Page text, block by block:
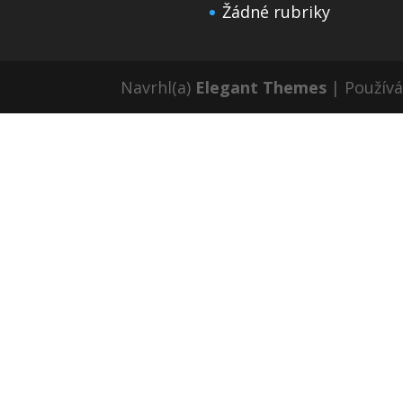
Žádné rubriky
Navrhl(a) Elegant Themes |